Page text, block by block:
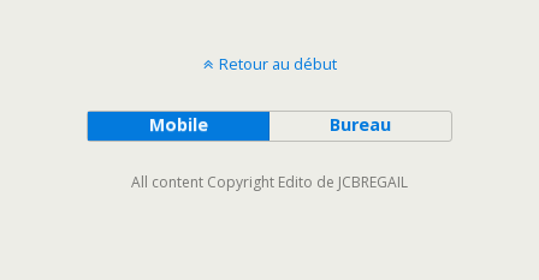
Retour au début
Mobile Bureau
All content Copyright Edito de JCBREGAIL